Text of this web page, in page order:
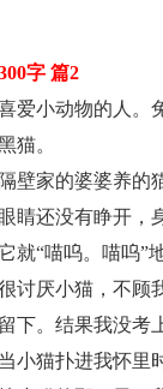
字 篇2
爱小动物的人。
猫。
壁家的婆婆养的
睛还没有睁开，
就“喵呜。喵呜”
讨厌小猫，不顾
下。结果我没考
小猫扑进我怀里